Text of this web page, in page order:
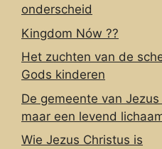
onderscheid
Kingdom Nów ??
Het zuchten van de
Gods kinderen
De gemeente van
maar een levend
Wie Jezus Christus is